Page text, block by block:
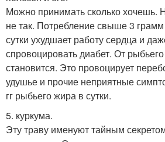
Можно принимать сколько хочешь.
не так. Потребление свыше 3
сутки ухудшает работу сердца и
спровоцировать диабет. От
становится. Это провоцирует
удушье и прочие неприятные
гг рыбьего жира в сутки.
5. куркума.
Эту траву именуют тайным